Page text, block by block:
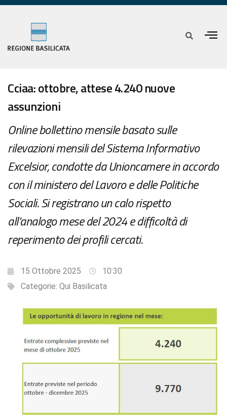
Cciaa: ottobre, attese 4.240 nuove
assunzioni
Online bollettino mensile basato sulle
rilevazioni mensili del Sistema Informativo
Excelsior, condotte da Unioncamere in accordo
con il ministero del Lavoro e delle Politiche
Sociali. Si registrano un calo rispetto
all'analogo mese del 2024 e difficoltà di
reperimento dei profili cercati.
15 Ottobre 2025
10:30
Categorie: Qui Basilicata